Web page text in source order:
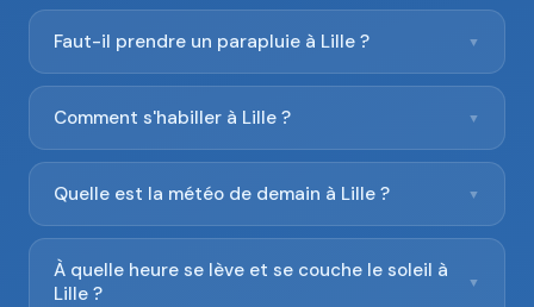
Faut-il prendre un parapluie à Lille ? ▼
Comment s'habiller à Lille ? ▼
Quelle est la météo de demain à Lille ? ▼
À quelle heure se lève et se couche le soleil à
Lille ?
▼